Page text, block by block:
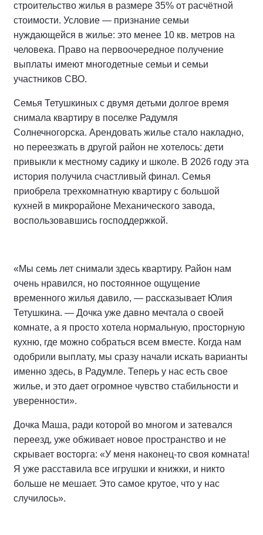
строительство жилья в размере 35% от расчётной
стоимости. Условие — признание семьи
нуждающейся в жилье: это менее 10 кв. метров на
человека. Право на первоочередное получение
выплаты имеют многодетные семьи и семьи
участников СВО.
Семья Тетушкиных с двумя детьми долгое время
снимала квартиру в поселке Радумля
Солнечногорска. Арендовать жилье стало накладно,
но переезжать в другой район не хотелось: дети
привыкли к местному садику и школе. В 2026 году эта
история получила счастливый финал. Семья
приобрела трехкомнатную квартиру с большой
кухней в микрорайоне Механического завода,
воспользовавшись господдержкой.
«Мы семь лет снимали здесь квартиру. Район нам
очень нравился, но постоянное ощущение
временного жилья давило, — рассказывает Юлия
Тетушкина. — Дочка уже давно мечтала о своей
комнате, а я просто хотела нормальную, просторную
кухню, где можно собраться всем вместе. Когда нам
одобрили выплату, мы сразу начали искать варианты
именно здесь, в Радумле. Теперь у нас есть свое
жилье, и это дает огромное чувство стабильности и
уверенности».
Дочка Маша, ради которой во многом и затевался
переезд, уже обживает новое пространство и не
скрывает восторга: «У меня наконец-то своя комната!
Я уже расставила все игрушки и книжки, и никто
больше не мешает. Это самое крутое, что у нас
случилось».